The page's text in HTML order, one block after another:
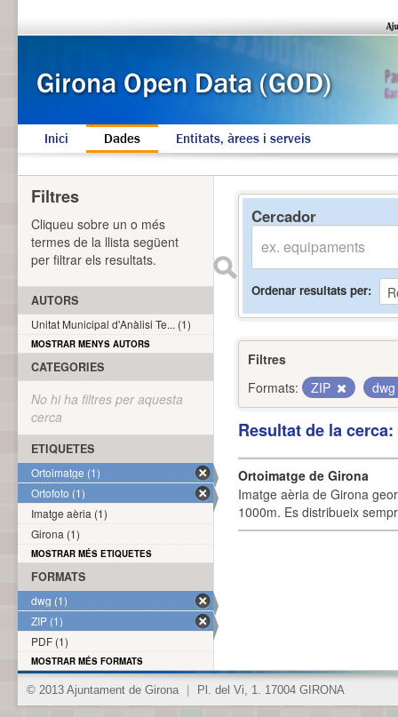
Inici Dades Entitats, àrees i serveis
Cercador
Ordenar resultats per
Filtres
Formats:
ZIP dwg
Resultat de la
Ortoimatge de Girona
Imatge aèria de Girona
1000m. Es distribueix
Filtres
Cliqueu sobre un o més
termes de la llista següent
per filtrar els resultats.
AUTORS
Unitat Municipal d'Anàlisi Te... (1)
MOSTRAR MENYS AUTORS
CATEGORIES
No hi ha filtres per aquesta
cerca
ETIQUETES
Ortoimatge (1)
Ortofoto (1)
Imatge aèria (1)
Girona (1)
MOSTRAR MÉS ETIQUETES
FORMATS
dwg (1)
ZIP (1)
PDF (1)
MOSTRAR MÉS FORMATS
© 2013 Ajuntament de Girona Pl. del Vi, 1. 17004 GIRONA